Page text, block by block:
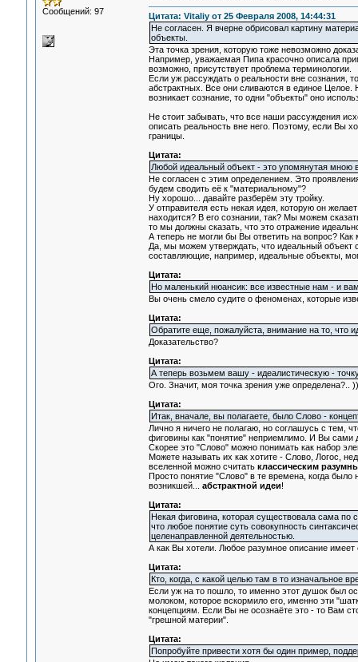
Сообщений: 97
Цитата: Vitaliy от 25 Февраля 2008, 14:44:31
Не согласен. Я вчерне обрисовал картину
объекты.
Эта точка зрения, которую тоже невозможно
Например, уважаемая Пипа красочно описала
возможно, присутствует проблема терминологии.
Если уж рассуждать о реальности вне сознания,
абстрактных. Все они сливаются в единое Целое.
возникает сознание, то одни "объекты" оно
Не стоит забывать, что все наши рассуждения
описать реальность вне него. Поэтому, если Вы
границы.
Цитата:
Любой идеальный объект - это упомянутая мною
Не согласен с этим определением. Это
будем сводить её к "материальному"?
Ну хорошо... давайте разберём эту тройку.
У отправителя есть некая идея, которую он
находится? В его сознании, так? Мы можем
то мы должны сказать, что это отражение
А теперь не могли бы Вы ответить на вопрос?
Да, мы можем утверждать, что идеальный объект
составляющие, например, идеальные объекты,
Цитата:
Но маленький нюансик: все известные нам - и
Вы очень смело судите о феноменах, которые
Цитата:
Обратите еще, пожалуйста, внимание на то, что
Доказательство?
Цитата:
А теперь возьмем вашу - идеалистическую -
Ого. Значит, моя точка зрения уже определена?.. ))
Цитата:
Итак, вначале, вы полагаете, было Слово -
Лично я ничего не полагаю, но соглашусь с тем,
фиговины как "понятие" неприемлимо. И Вы сами
Скорее это "Слово" можно понимать как набор
Можете называть их как хотите - Слово, Логос,
вселенной можно считать классическим
Просто понятие "Слово" в те времена, когда
возникшей... абстрактной идеи!
Цитата:
Некая фиговина, которая существовала сама
что любое понятие суть совокупность
целенаправленной деятельностью.
А как Вы хотели. Любое разумное описание
Цитата:
Кто, когда, с какой целью там в то изначальное
Если уж на то пошло, то именно этот душок был
молоком, которое вскормило его, именно эти
концепциям. Если Вы не осознаёте это - то Вам
"грешной материи".
Цитата:
Попробуйте привести хотя бы один пример,